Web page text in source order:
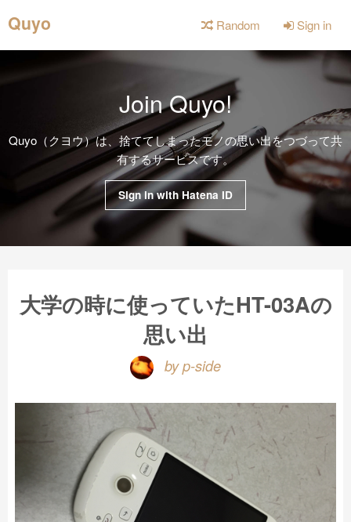
Quyo Random Sign in
Join Quyo!
Quyo（クヨウ）は、捨ててしまったモノの思い出をつづって共
有するサービスです。
Sign in with Hatena ID
大学の時に使っていたHT-03Aの
思い出
by p-side